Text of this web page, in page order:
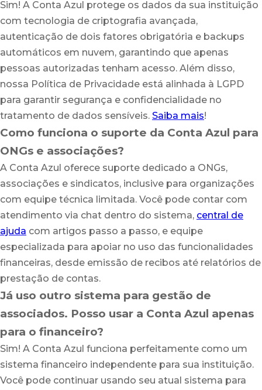
Sim! A Conta Azul protege os dados da sua instituição
com tecnologia de criptografia avançada,
autenticação de dois fatores obrigatória e backups
automáticos em nuvem, garantindo que apenas
pessoas autorizadas tenham acesso. Além disso,
nossa Política de Privacidade está alinhada à LGPD
para garantir segurança e confidencialidade no
tratamento de dados sensíveis. Saiba mais!
Como funciona o suporte da Conta Azul para
ONGs e associações?
A Conta Azul oferece suporte dedicado a ONGs,
associações e sindicatos, inclusive para organizações
com equipe técnica limitada. Você pode contar com
atendimento via chat dentro do sistema, central de
ajuda com artigos passo a passo, e equipe
especializada para apoiar no uso das funcionalidades
financeiras, desde emissão de recibos até relatórios de
prestação de contas.
Já uso outro sistema para gestão de
associados. Posso usar a Conta Azul apenas
para o financeiro?
Sim! A Conta Azul funciona perfeitamente como um
sistema financeiro independente para sua instituição.
Você pode continuar usando seu atual sistema para